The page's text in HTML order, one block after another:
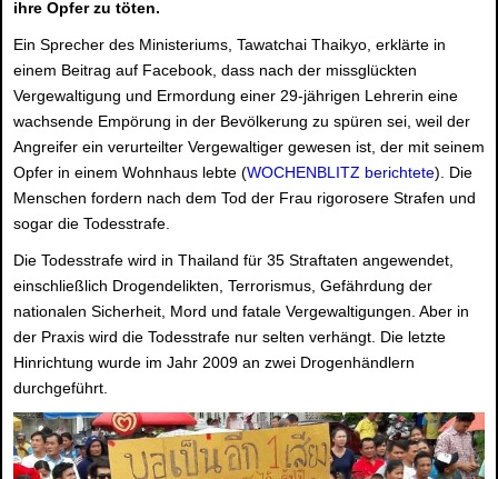
ihre Opfer zu töten.
Ein Sprecher des Ministeriums, Tawatchai Thaikyo, erklärte in
einem Beitrag auf Facebook, dass nach der missglückten
Vergewaltigung und Ermordung einer 29-jährigen Lehrerin eine
wachsende Empörung in der Bevölkerung zu spüren sei, weil der
Angreifer ein verurteilter Vergewaltiger gewesen ist, der mit seinem
Opfer in einem Wohnhaus lebte (WOCHENBLITZ berichtete). Die
Menschen fordern nach dem Tod der Frau rigorosere Strafen und
sogar die Todesstrafe.
Die Todesstrafe wird in Thailand für 35 Straftaten angewendet,
einschließlich Drogendelikten, Terrorismus, Gefährdung der
nationalen Sicherheit, Mord und fatale Vergewaltigungen. Aber in
der Praxis wird die Todesstrafe nur selten verhängt. Die letzte
Hinrichtung wurde im Jahr 2009 an zwei Drogenhändlern
durchgeführt.